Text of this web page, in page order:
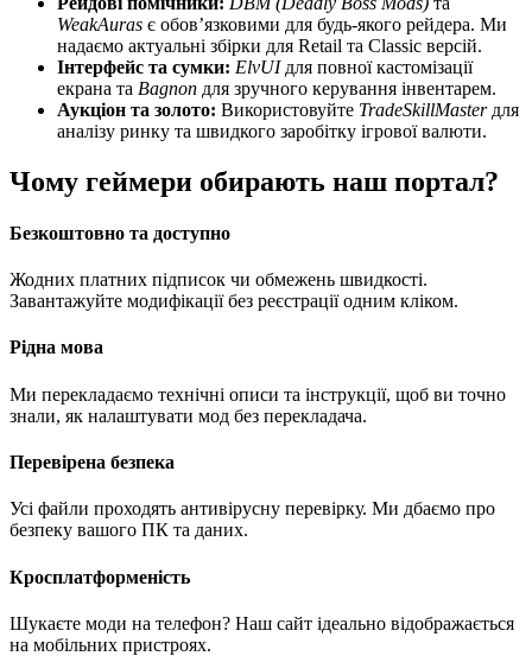
WeakAuras є обов’язковими для будь-якого рейдера. Ми
надаємо актуальні збірки для Retail та Classic версій.
Інтерфейс та сумки: ElvUIдля повної кастомізації
екрана та Bagnon для зручного керування інвентарем.
Аукціон та золото: Використовуйте TradeSkillMasterдля
аналізу ринку та швидкого заробітку ігрової валюти.
Чому геймери обирають наш портал?
Безкоштовно та доступно
Жодних платних підписок чи обмежень швидкості.
Завантажуйте модифікації без реєстрації одним кліком.
Рідна мова
Ми перекладаємо технічні описи та інструкції, щоб ви точно
знали, як налаштувати мод без перекладача.
Перевірена безпека
Усі файли проходять антивірусну перевірку. Ми дбаємо про
безпеку вашого ПК та даних.
Кросплатформеність
Шукаєте моди на телефон? Наш сайт ідеально відображається
на мобільних пристроях.